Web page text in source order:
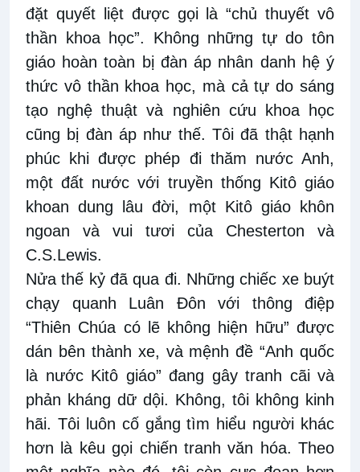
đặt quyết liệt được gọi là “chủ thuyết vô
thần khoa học”. Không những tự do tôn
giáo hoàn toàn bị đàn áp nhân danh hệ ý
thức vô thần khoa học, mà cả tự do sáng
tạo nghệ thuật và nghiên cứu khoa học
cũng bị đàn áp như thế. Tôi đã thật hạnh
phúc khi được phép đi thăm nước Anh,
một đất nước với truyền thống Kitô giáo
khoan dung lâu đời, một Kitô giáo khôn
ngoan và vui tươi của Chesterton và
C.S.Lewis.
Nửa thế kỷ đã qua đi. Những chiếc xe buýt
chạy quanh Luân Đôn với thông điệp
“Thiên Chúa có lẽ không hiện hữu” được
dán bên thành xe, và mệnh đề “Anh quốc
là nước Kitô giáo” đang gây tranh cãi và
phản kháng dữ dội. Không, tôi không kinh
hãi. Tôi luôn cố gắng tìm hiểu người khác
hơn là kêu gọi chiến tranh văn hóa. Theo